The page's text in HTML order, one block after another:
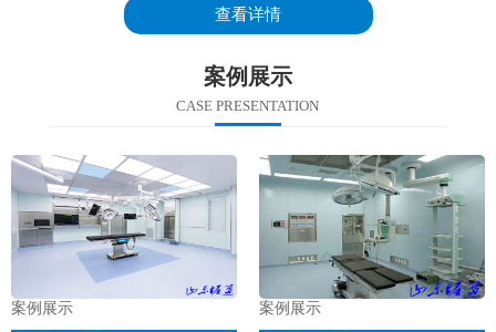
查看详情
案例展示
CASE PRESENTATION
案例展示 案例展示